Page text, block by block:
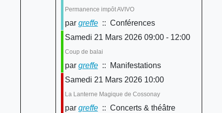
Permanence impôt AVIVO
par greffe:: Conférences
Samedi 21 Mars 2026 09:00 - 12:00
Coup de balai
par greffe:: Manifestations
Samedi 21 Mars 2026 10:00
La Lanterne Magique de Cossonay
par greffe:: Concerts & théâtre